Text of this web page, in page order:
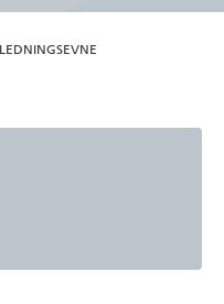
LEDNINGSEVNE